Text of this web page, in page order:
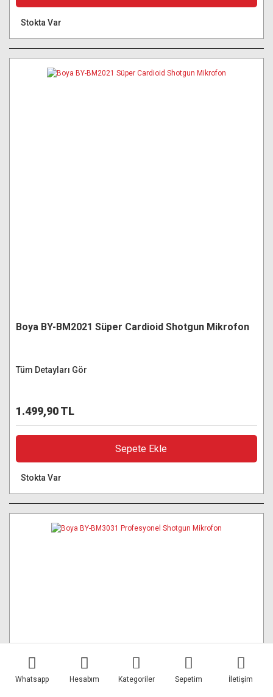
Stokta Var
Boya BY-BM2021 Süper Cardioid Shotgun Mikrofon
Tüm Detayları Gör
1.499,90 TL
Sepete Ekle
Stokta Var
Whatsapp Hesabım Kategoriler Sepetim İletişim